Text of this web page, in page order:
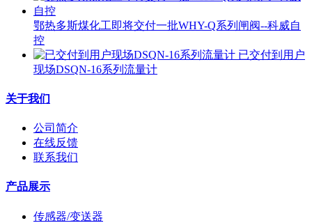
鄂热多斯煤化工即将交付一批WHY-Q系列闸阀--科威自
控
已交付到用户
现场DSQN-16系列流量计
关于我们
公司简介
在线反馈
联系我们
产品展示
传感器/变送器